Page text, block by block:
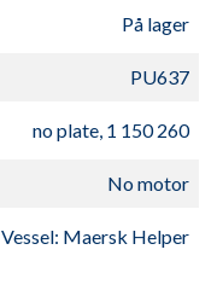
På lager
PU637
no plate, 1 150 260
No motor
Vessel: Maersk Helper